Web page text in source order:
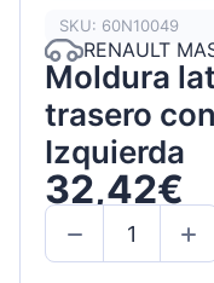
SKU: 60N10049
RENAULT
Moldura
trasero
Izquierda
32,42€